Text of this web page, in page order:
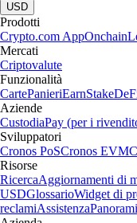
USD
Prodotti
Crypto.com AppOnchain
Mercati
Criptovalute
Funzionalità
CartePanieriEarnStake
Aziende
CustodiaPay (per i
Sviluppatori
Cronos PoSCronos EVM
Risorse
RicercaAggiornamenti di
USDGlossarioWidget di
reclamiAssistenza